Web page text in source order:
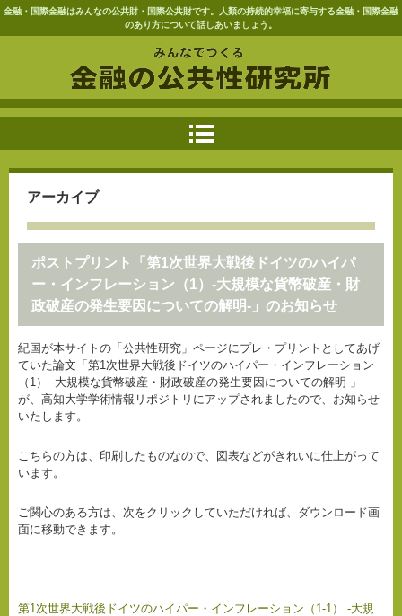
金融・国際金融はみんなの公共財・国際公共財です。人類の持続的幸福に寄与する金融・国際金融
のあり方について話しあいましょう。
アーカイブ
ポストプリント「第1次世界大戦後ドイツのハイパ
ー・インフレーション（1）-大規模な貨幣破産・財
政破産の発生要因についての解明-」のお知らせ
紀国が本サイトの「公共性研究」ページにプレ・プリントとしてあげ
ていた論文「第1次世界大戦後ドイツのハイパー・インフレーション
（1） -大規模な貨幣破産・財政破産の発生要因についての解明-」
が、高知大学学術情報リポジトリにアップされましたので、お知らせ
いたします。
こちらの方は、印刷したものなので、図表などがきれいに仕上がって
います。
ご関心のある方は、次をクリックしていただければ、ダウンロード画
面に移動できます。
第1次世界大戦後ドイツのハイパー・インフレーション（1-1） -大規